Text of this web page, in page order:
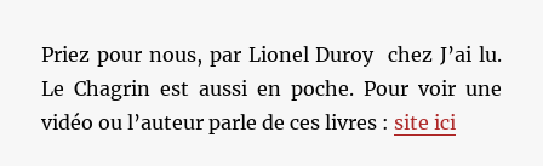
Priez pour nous, par Lionel Duroy chez J’ai lu.
Le Chagrin est aussi en poche. Pour voir une
vidéo ou l’auteur parle de ces livres :site ici